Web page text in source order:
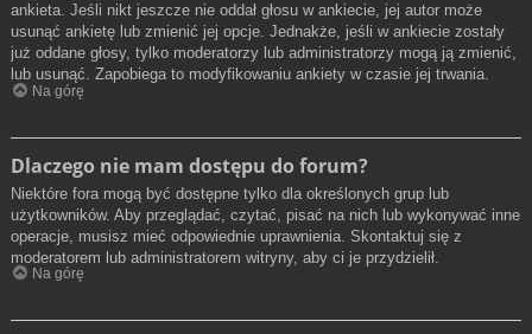
ankieta. Jeśli nikt jeszcze nie oddał głosu w ankiecie, jej autor może
usunąć ankietę lub zmienić jej opcje. Jednakże, jeśli w ankiecie zostały
już oddane głosy, tylko moderatorzy lub administratorzy mogą ją zmienić,
lub usunąć. Zapobiega to modyfikowaniu ankiety w czasie jej trwania.
Na górę
Dlaczego nie mam dostępu do forum?
Niektóre fora mogą być dostępne tylko dla określonych grup lub
użytkowników. Aby przeglądać, czytać, pisać na nich lub wykonywać inne
operacje, musisz mieć odpowiednie uprawnienia. Skontaktuj się z
moderatorem lub administratorem witryny, aby ci je przydzielił.
Na górę